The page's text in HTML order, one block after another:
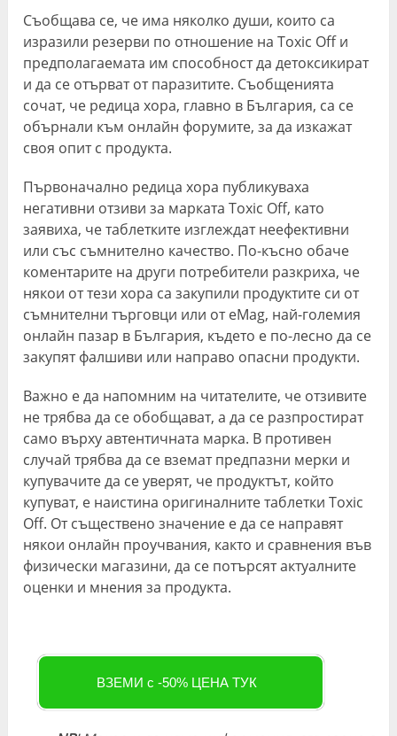
Съобщава се, че има няколко души, които са
изразили резерви по отношение на Toxic Off и
предполагаемата им способност да детоксикират
и да се отърват от паразитите. Съобщенията
сочат, че редица хора, главно в България, са се
обърнали към онлайн форумите, за да изкажат
своя опит с продукта.
Първоначално редица хора публикуваха
негативни отзиви за марката Toxic Off, като
заявиха, че таблетките изглеждат неефективни
или със съмнително качество. По-късно обаче
коментарите на други потребители разкриха, че
някои от тези хора са закупили продуктите си от
съмнителни търговци или от eMag, най-големия
онлайн пазар в България, където е по-лесно да се
закупят фалшиви или направо опасни продукти.
Важно е да напомним на читателите, че отзивите
не трябва да се обобщават, а да се разпростират
само върху автентичната марка. В противен
случай трябва да се вземат предпазни мерки и
купувачите да се уверят, че продуктът, който
купуват, е наистина оригиналните таблетки Toxic
Off. От съществено значение е да се направят
някои онлайн проучвания, както и сравнения във
физически магазини, да се потърсят актуалните
оценки и мнения за продукта.
ВЗЕМИ с -50% ЦЕНА ТУК